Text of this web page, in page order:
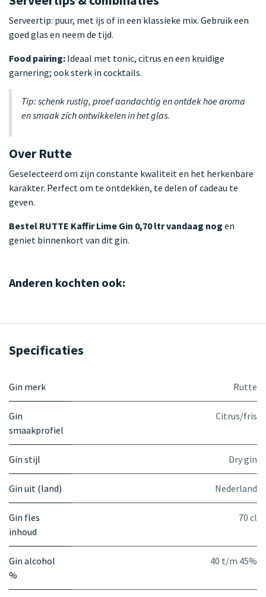
Serveertip: puur, met ijs of in een klassieke mix. Gebruik een
goed glas en neem de tijd.
Food pairing: Ideaal met tonic, citrus en een kruidige
garnering; ook sterk in cocktails.
Tip: schenk rustig, proef aandachtig en ontdek hoe aroma
en smaak zich ontwikkelen in het glas.
Over Rutte
Geselecteerd om zijn constante kwaliteit en het herkenbare
karakter. Perfect om te ontdekken, te delen of cadeau te
geven.
Bestel RUTTE Kaffir Lime Gin 0,70 ltr vandaag nog en
geniet binnenkort van dit gin.
Anderen kochten ook:
Specificaties
Gin merk Rutte
Gin
smaakprofiel
Citrus/fris
Gin stijl Dry gin
Gin uit (land) Nederland
Gin fles
inhoud
70 cl
Gin alcohol
%
40 t/m 45%